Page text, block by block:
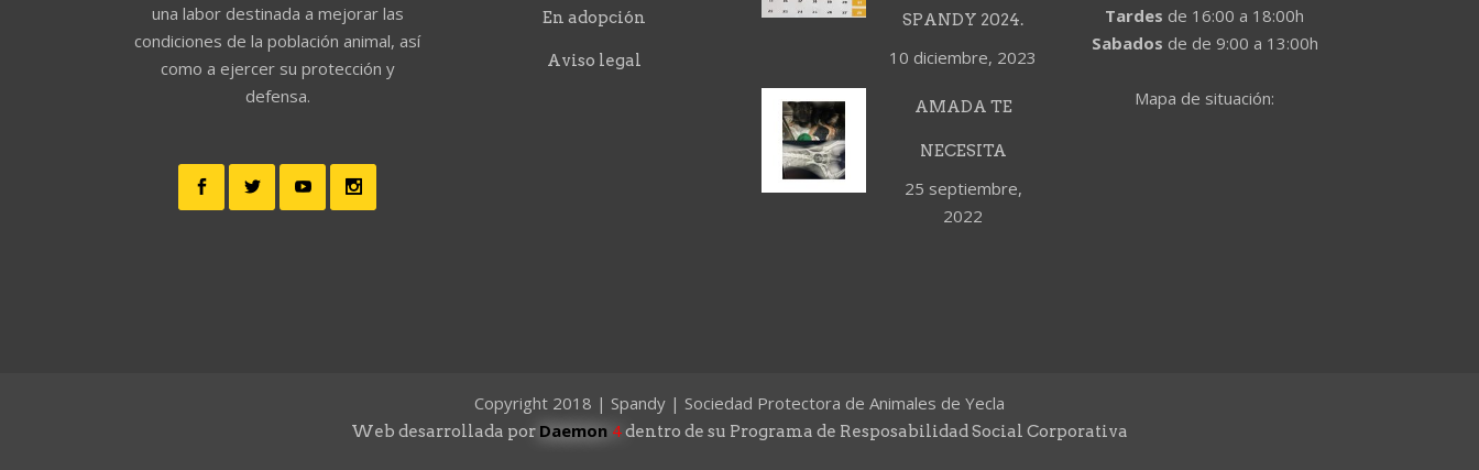
una labor destinada a mejorar las
condiciones de la población animal, así
como a ejercer su protección y
defensa.
En adopción
Aviso legal
SPANDY 2024.
10 diciembre, 2023
AMADA TE
NECESITA
25 septiembre,
2022
Tardes de 16:00 a 18:00h
Sabados de de 9:00 a 13:00h
Mapa de situación:
Copyright 2018 | Spandy | Sociedad Protectora de Animales de Yecla
Web desarrollada por Daemon 4dentro de su Programa de Resposabilidad Social Corporativa